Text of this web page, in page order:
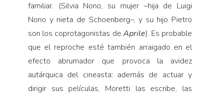
familiar. (Silvia Nono, su mujer –hija de Luigi
Nono y nieta de Schoenberg–, y su hijo Pietro
son los coprotagonistas de Aprile). Es probable
que el reproche esté también arraigado en el
efecto abrumador que provoca la avidez
autárquica del cineasta: además de actuar y
dirigir sus películas, Moretti las escribe, las